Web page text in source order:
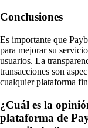
Conclusiones
Es importante que
para mejorar su
usuarios. La
transacciones son
cualquier plataforma
¿Cuál es la
plataforma de